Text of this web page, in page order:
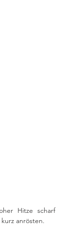
Hitze scharf
anrösten.